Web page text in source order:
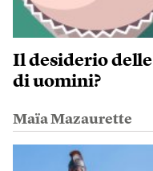
Il desiderio
di uomini?
Maïa Mazaurette